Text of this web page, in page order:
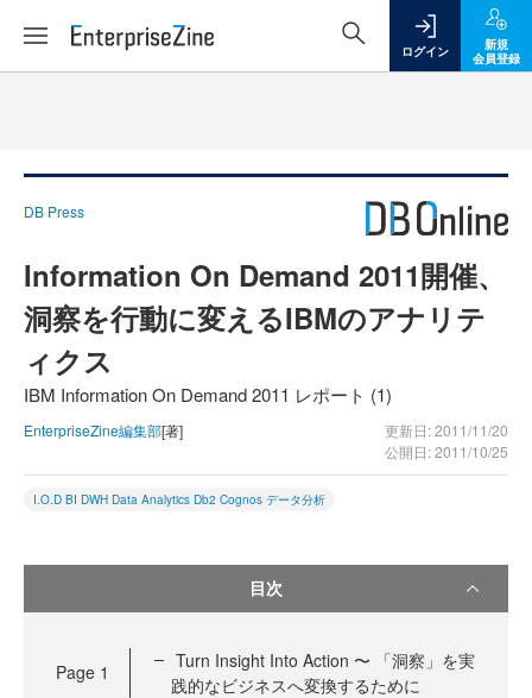
ログイン
新規
会員登録
DB Press
Information On Demand 2011開催、
洞察を行動に変えるIBMのアナリテ
ィクス
IBM Information On Demand 2011 レポート (1)
EnterpriseZine編集部[著]
更新日: 2011/11/20
公開日: 2011/10/25
I.O.D BI DWH Data Analytics Db2 Cognos データ分析
目次
Page 1
Turn Insight Into Action 〜 「洞察」を実
践的なビジネスへ変換するために